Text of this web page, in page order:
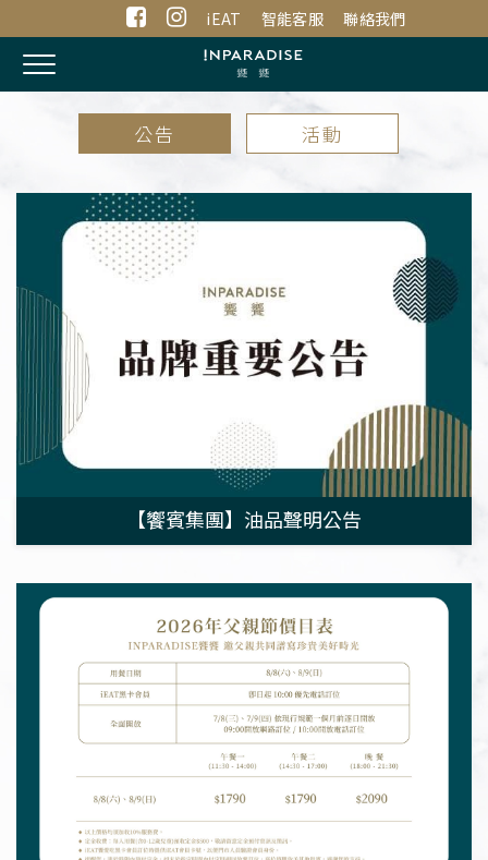
iEAT 智能客服 聯絡我們
Toggle
navigation
公告 活動
【饗賓集團】油品聲明公告